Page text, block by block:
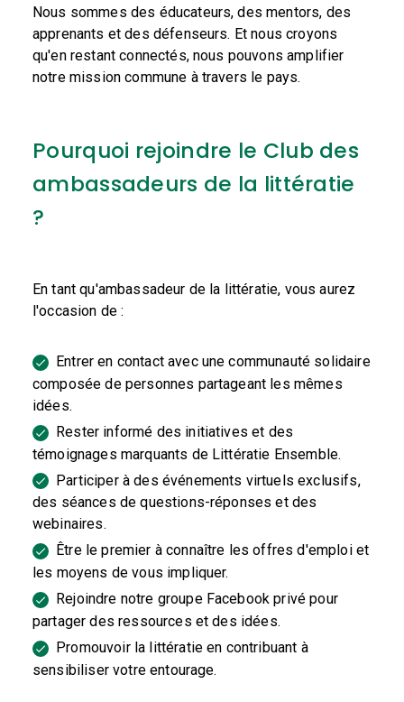
Nous sommes des éducateurs, des mentors, des
apprenants et des défenseurs. Et nous croyons
qu'en restant connectés, nous pouvons amplifier
notre mission commune à travers le pays.
Pourquoi rejoindre le Club des
ambassadeurs de la littératie
?
En tant qu'ambassadeur de la littératie, vous aurez
l'occasion de :
Entrer en contact avec une communauté solidaire
composée de personnes partageant les mêmes
idées.
Rester informé des initiatives et des
témoignages marquants de Littératie Ensemble.
Participer à des événements virtuels exclusifs,
des séances de questions-réponses et des
webinaires.
Être le premier à connaître les offres d'emploi et
les moyens de vous impliquer.
Rejoindre notre groupe Facebook privé pour
partager des ressources et des idées.
Promouvoir la littératie en contribuant à
sensibiliser votre entourage.